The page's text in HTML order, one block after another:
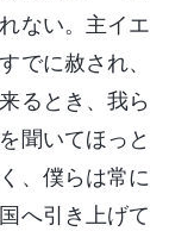
ない。主イエ
でに赦され、
るとき、我ら
聞いてほっと
、僕らは常に
へ引き上げて